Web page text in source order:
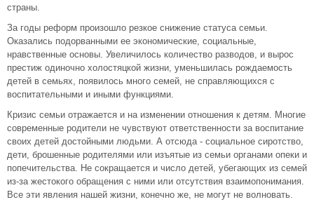
страны.
За годы реформ произошло резкое снижение статуса семьи.
Оказались подорванными ее экономические, социальные,
нравственные основы. Увеличилось количество разводов, и вырос
престиж одиночно холостяцкой жизни, уменьшилась рождаемость
детей в семьях, появилось много семей, не справляющихся с
воспитательными и иными функциями.
Кризис семьи отражается и на изменении отношения к детям. Многие
современные родители не чувствуют ответственности за воспитание
своих детей достойными людьми. А отсюда - социальное сиротство,
дети, брошенные родителями или изъятые из семьи органами опеки и
попечительства. Не сокращается и число детей, убегающих из семей
из-за жестокого обращения с ними или отсутствия взаимопонимания.
Все эти явления нашей жизни, конечно же, не могут не волновать.